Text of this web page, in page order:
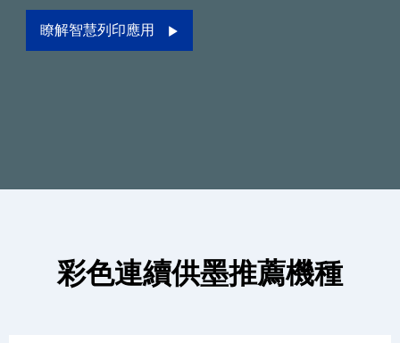
瞭解智慧列印應用
彩色連續供墨推薦機種